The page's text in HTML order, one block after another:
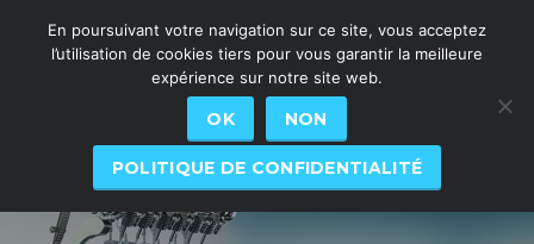
En poursuivant votre navigation sur ce site, vous acceptez
l’utilisation de cookies tiers pour vous garantir la meilleure
expérience sur notre site web.
OK NON
POLITIQUE DE CONFIDENTIALITÉ